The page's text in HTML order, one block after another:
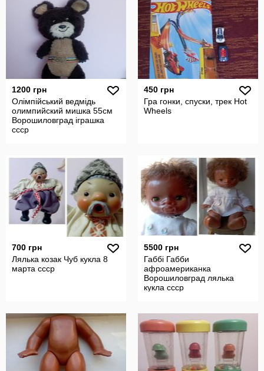
1200 грн
Олімпійський ведмідь
олимпийский мишка 55см
Ворошиловград іграшка
ссср
450 грн
Гра гонки, спуски, трек Hot
Wheels
700 грн
Лялька козак Чуб кукла 8
марта ссср
5500 грн
Габбі Габби
афроамериканка
Ворошиловград лялька
кукла ссср